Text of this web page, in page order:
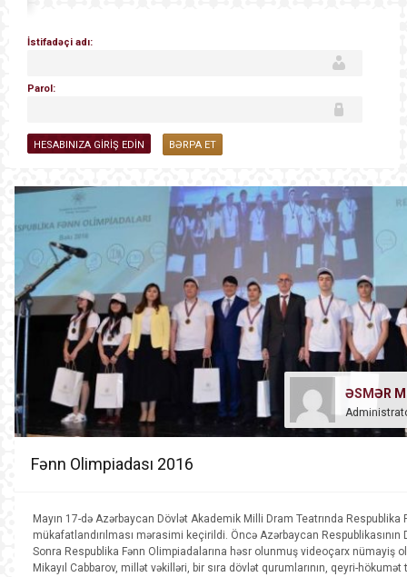
İstifadəçi adı:
Parol:
BƏRPA ET
ƏSMƏR
Fənn Olimpiadası 2016
Mayın 17-də Azərbaycan Dövlət Akademik Milli Dram Teatrında Respublika
mükafatlandırılması mərasimi keçirildi. Öncə Azərbaycan
Sonra Respublika Fənn Olimpiadalarına həsr olunmuş videoçarx nümayiş
Mikayıl Cabbarov, millət vəkilləri, bir sıra dövlət qurumlarının, qeyri-hökumət